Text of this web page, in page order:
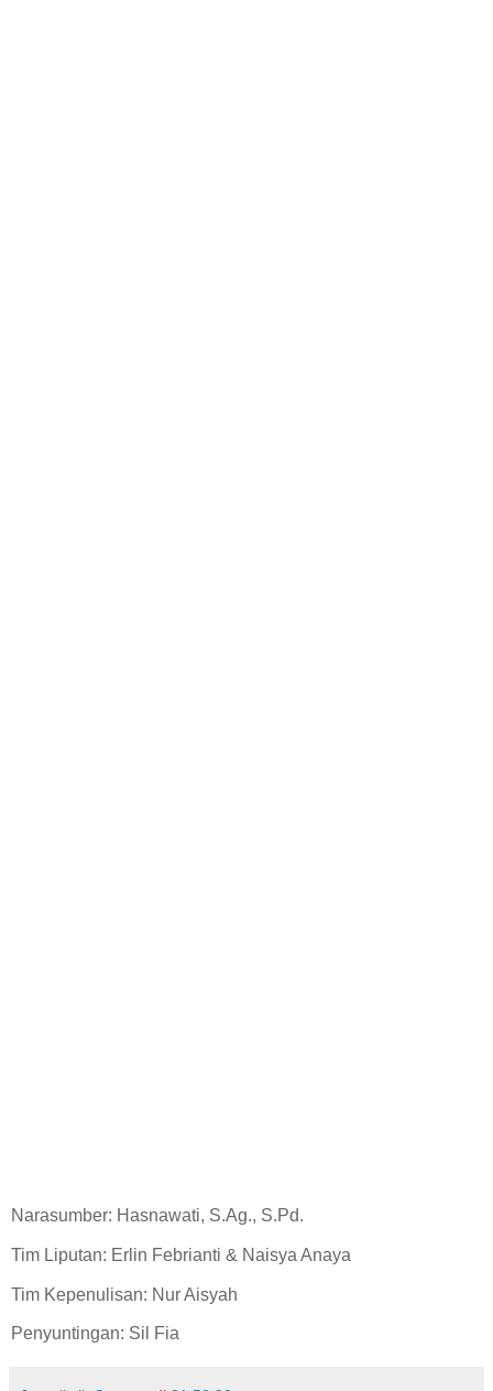
Narasumber: Hasnawati, S.Ag., S.Pd.
Tim Liputan: Erlin Febrianti & Naisya Anaya
Tim Kepenulisan: Nur Aisyah
Penyuntingan: Sil Fia